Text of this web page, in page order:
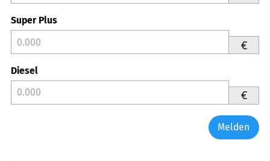
Super Plus
€
Diesel
€
Melden